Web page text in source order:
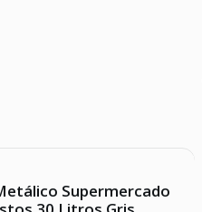
Supermercado